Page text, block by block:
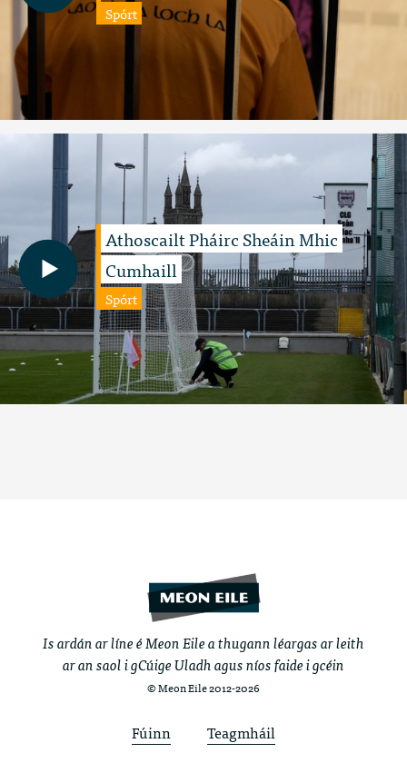
Spórt
Athoscailt Pháirc Sheáin Mhic
Cumhaill
Spórt
Is ardán ar líne é Meon Eile a thugann léargas ar leith
ar an saol i gCúige Uladh agus níos faide i gcéin
© Meon Eile 2012-2026
Fúinn Teagmháil